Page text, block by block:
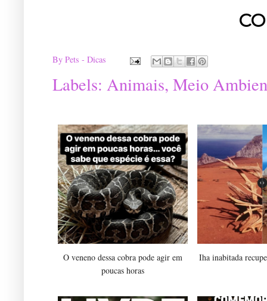
By Pets - Dicas
Labels: Animais, Meio
O veneno dessa cobra pode agir em
poucas horas
Iha inabitada